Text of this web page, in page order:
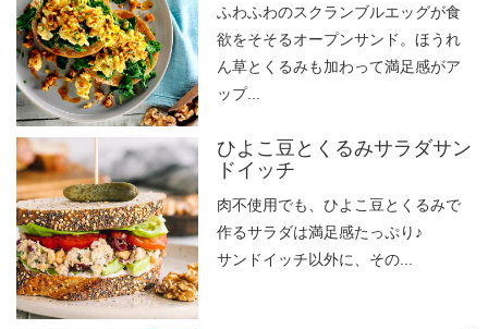
ふわふわのスクランブルエッグが食
欲をそそるオープンサンド。ほうれ
ん草とくるみも加わって満足感がア
ップ...
ひよこ豆とくるみサラダサン
ドイッチ
肉不使用でも、ひよこ豆とくるみで
作るサラダは満足感たっぷり♪
サンドイッチ以外に、その...